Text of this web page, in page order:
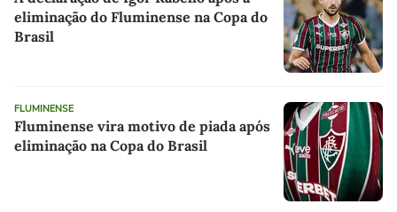
eliminação do Fluminense na Copa do
Brasil
FLUMINENSE
Fluminense vira motivo de piada após
eliminação na Copa do Brasil